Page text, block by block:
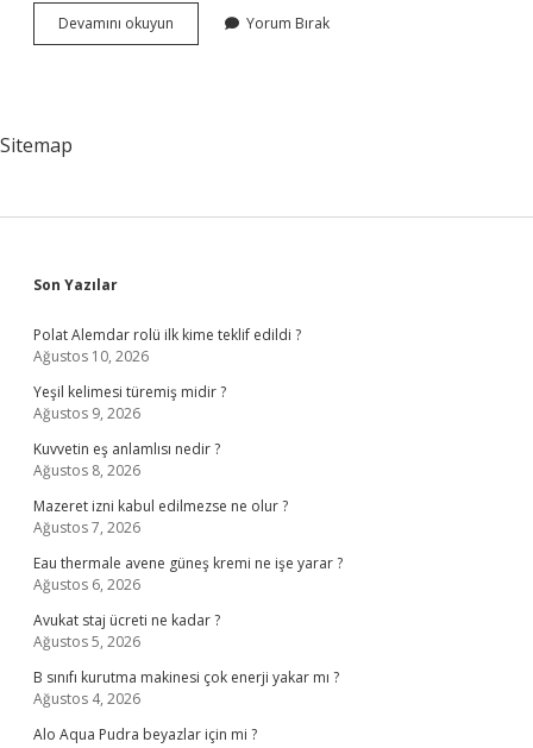
Devamını okuyun
Nerede
Yorum Bırak
Sitemap
Sidebar
Son Yazılar
Polat Alemdar rolü ilk kime teklif edildi ?
Ağustos 10, 2026
Yeşil kelimesi türemiş midir ?
Ağustos 9, 2026
Kuvvetin eş anlamlısı nedir ?
Ağustos 8, 2026
Mazeret izni kabul edilmezse ne olur ?
Ağustos 7, 2026
Eau thermale avene güneş kremi ne işe yarar ?
Ağustos 6, 2026
Avukat staj ücreti ne kadar ?
Ağustos 5, 2026
B sınıfı kurutma makinesi çok enerji yakar mı ?
Ağustos 4, 2026
Alo Aqua Pudra beyazlar için mi ?